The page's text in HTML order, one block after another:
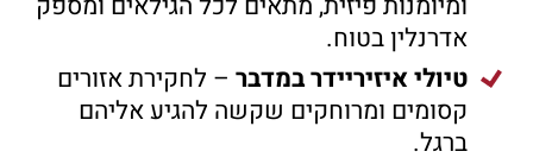
אדרנלין בטוח.
טיולי איזיריידר במדבר– לחקירת אזורים
קסומים ומרוחקים שקשה להגיע אליהם
ברגל.